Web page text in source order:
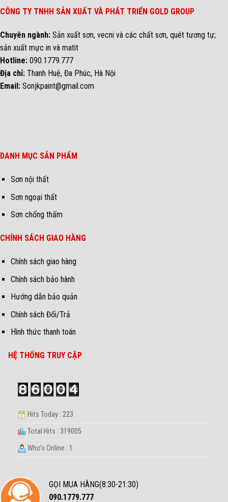
CÔNG TY TNHH SẢN XUẤT VÀ PHÁT TRIỂN GOLD GROUP
Chuyên ngành: Sản xuất sơn, vecni và các chất sơn, quét tương tự;
sản xuất mực in và matit
Hotline: 090.1779.777
Địa chỉ: Thanh Huệ, Đa Phúc, Hà Nội
Email: Sonjkpaint@gmail.com
DANH MỤC SẢN PHẨM
Sơn nội thất
Sơn ngoại thất
Sơn chống thấm
CHÍNH SÁCH GIAO HÀNG
Chính sách giao hàng
Chính sách bảo hành
Hướng dẫn bảo quản
Chính sách Đổi/Trả
Hình thức thanh toán
HỆ THỐNG TRUY CẬP
Hits Today : 223
Total Hits : 319005
Who's Online : 1
GỌI MUA HÀNG(8:30-21:30)
090.1779.777